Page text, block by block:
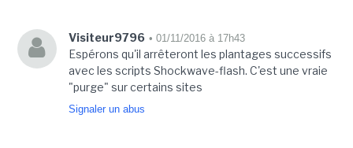
Visiteur9796 • 01/11/2016 à 17h43
Espérons qu'il arrêteront les plantages successifs
avec les scripts Shockwave-flash. C'est une vraie
"purge" sur certains sites
Signaler un abus